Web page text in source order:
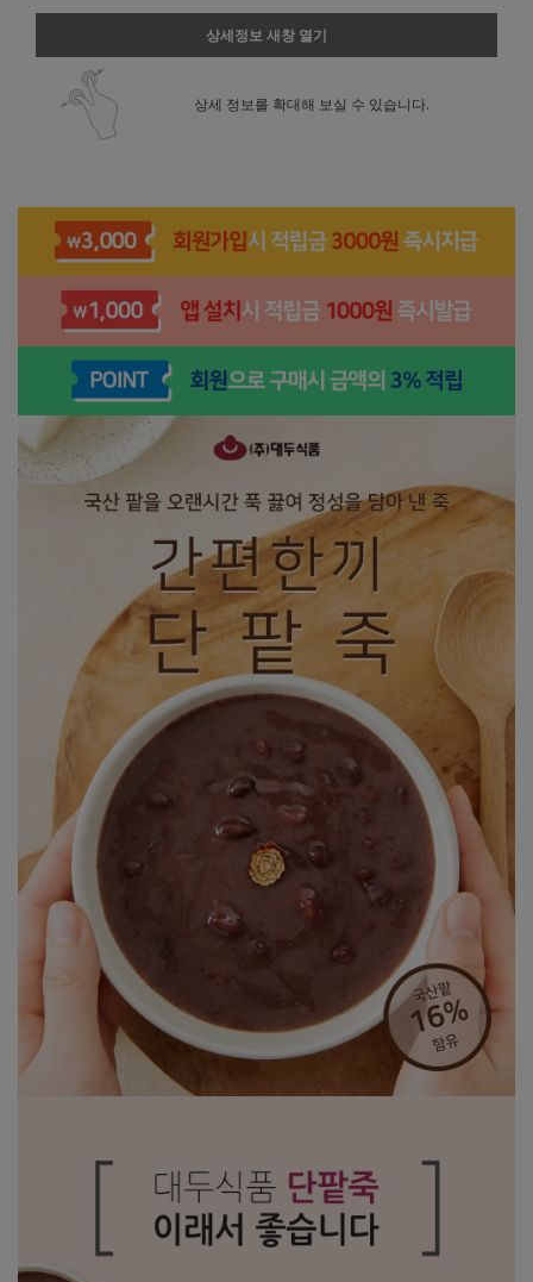
상세정보 새창 열기
상세 정보를 확대해 보실 수 있습니다.